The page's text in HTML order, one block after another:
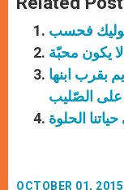
فحسب
لا يكون محبّة
بقرب ابنها
على الصّليب
الحلوة
OCTOBER 01,